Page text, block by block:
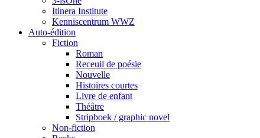
Itinera Institute
Kenniscentrum WWZ
Auto-édition
Fiction
Roman
Receuil de poésie
Nouvelle
Histoires courtes
Livre de enfant
Théâtre
Stripboek / graphic novel
Non-fiction